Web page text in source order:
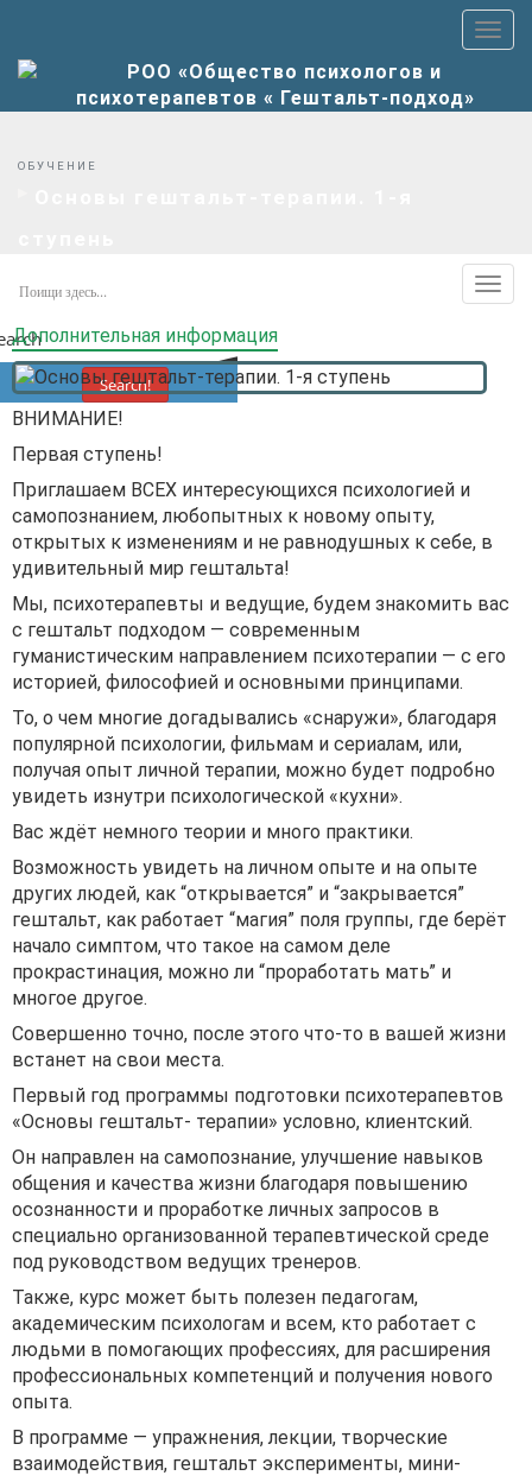
ОБУЧЕНИЕ
Search!
Дополнительная информация
ВНИМАНИЕ!
Первая ступень!
Приглашаем ВСЕХ интересующихся психологией и
самопознанием, любопытных к новому опыту,
открытых к изменениям и не равнодушных к себе, в
удивительный мир гештальта!
Мы, психотерапевты и ведущие, будем знакомить вас
с гештальт подходом — современным
гуманистическим направлением психотерапии — с его
историей, философией и основными принципами.
То, о чем многие догадывались «снаружи», благодаря
популярной психологии, фильмам и сериалам, или,
получая опыт личной терапии, можно будет подробно
увидеть изнутри психологической «кухни».
Вас ждёт немного теории и много практики.
Возможность увидеть на личном опыте и на опыте
других людей, как “открывается” и “закрывается”
гештальт, как работает “магия” поля группы, где берёт
начало симптом, что такое на самом деле
прокрастинация, можно ли “проработать мать” и
многое другое.
Совершенно точно, после этого что-то в вашей жизни
встанет на свои места.
Первый год программы подготовки психотерапевтов
«Основы гештальт- терапии» условно, клиентский.
Он направлен на самопознание, улучшение навыков
общения и качества жизни благодаря повышению
осознанности и проработке личных запросов в
специально организованной терапевтической среде
под руководством ведущих тренеров.
Также, курс может быть полезен педагогам,
академическим психологам и всем, кто работает с
людьми в помогающих профессиях, для расширения
профессиональных компетенций и получения нового
опыта.
В программе — упражнения, лекции, творческие
взаимодействия, гештальт эксперименты, мини-